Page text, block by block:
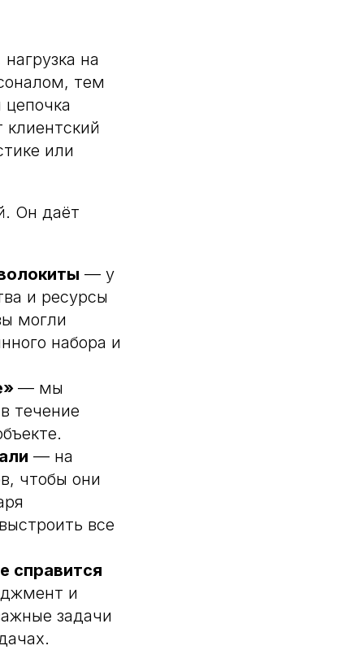
на
тем
клиентский
или
Он даёт
— у
и ресурсы
могли
набора и
— мы
течение
— на
чтобы они
все
справится
и
задачи